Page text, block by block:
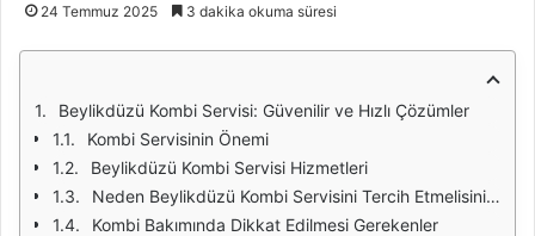
24 Temmuz 2025 3 dakika okuma süresi
Beylikdüzü Kombi Servisi: Güvenilir ve Hızlı Çözümler
Kombi Servisinin Önemi
Beylikdüzü Kombi Servisi Hizmetleri
Neden Beylikdüzü Kombi Servisini Tercih Etmelisiniz?
Kombi Bakımında Dikkat Edilmesi Gerekenler